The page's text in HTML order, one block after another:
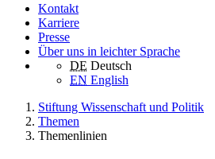
Kontakt
Karriere
Presse
Über uns in leichter Sprache
DE Deutsch
EN English
Stiftung Wissenschaft und Politik
Themen
Themenlinien